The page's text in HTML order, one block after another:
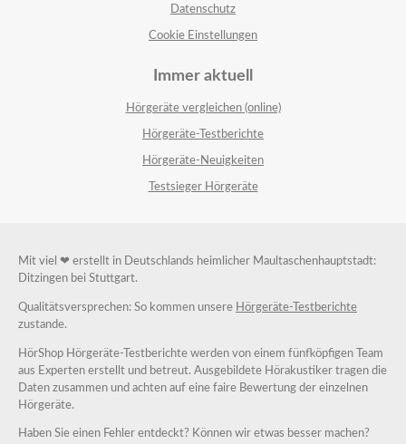
Datenschutz
Cookie Einstellungen
Immer aktuell
Hörgeräte vergleichen (online)
Hörgeräte-Testberichte
Hörgeräte-Neuigkeiten
Testsieger Hörgeräte
Mit viel ❤ erstellt in Deutschlands heimlicher Maultaschenhauptstadt:
Ditzingen bei Stuttgart.
Qualitätsversprechen: So kommen unsere Hörgeräte-Testberichte
zustande.
HörShop Hörgeräte-Testberichte werden von einem fünfköpfigen Team
aus Experten erstellt und betreut. Ausgebildete Hörakustiker tragen die
Daten zusammen und achten auf eine faire Bewertung der einzelnen
Hörgeräte.
Haben Sie einen Fehler entdeckt? Können wir etwas besser machen?